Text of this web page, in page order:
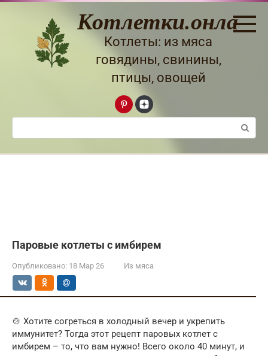
Перейти
Котлетки.онлайн
Котлеты: из мяса
говядины, свинины,
птицы, овощей
Поиск:
Паровые котлеты с имбирем
Опубликовано: 18 Мар 26 Из мяса
🍲 Хотите согреться в холодный вечер и укрепить
иммунитет? Тогда этот рецепт паровых котлет с
имбирем – то, что вам нужно! Всего около 40 минут, и